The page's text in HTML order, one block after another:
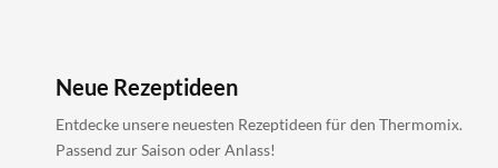
Neue Rezeptideen
Entdecke unsere neuesten Rezeptideen für den Thermomix.
Passend zur Saison oder Anlass!